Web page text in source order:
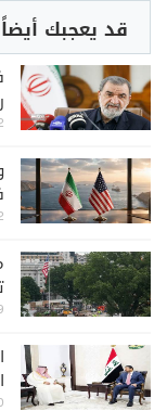
قد يعجبك أيضاً